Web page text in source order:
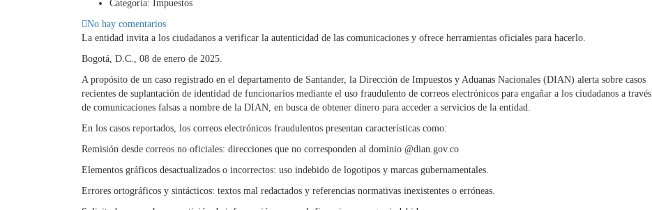
Categoría: Impuestos
No hay comentarios
La entidad invita a los ciudadanos a verificar la autenticidad de las comunicaciones y ofrece herramientas oficiales para hacerlo.
Bogotá, D.C., 08 de enero de 2025.
A propósito de un caso registrado en el departamento de Santander, la Dirección de Impuestos y Aduanas Nacionales (DIAN) alerta sobre casos
recientes de suplantación de identidad de funcionarios mediante el uso fraudulento de correos electrónicos para engañar a los ciudadanos a través
de comunicaciones falsas a nombre de la DIAN, en busca de obtener dinero para acceder a servicios de la entidad.
En los casos reportados, los correos electrónicos fraudulentos presentan características como:
Remisión desde correos no oficiales: direcciones que no corresponden al dominio @dian.gov.co
Elementos gráficos desactualizados o incorrectos: uso indebido de logotipos y marcas gubernamentales.
Errores ortográficos y sintácticos: textos mal redactados y referencias normativas inexistentes o erróneas.